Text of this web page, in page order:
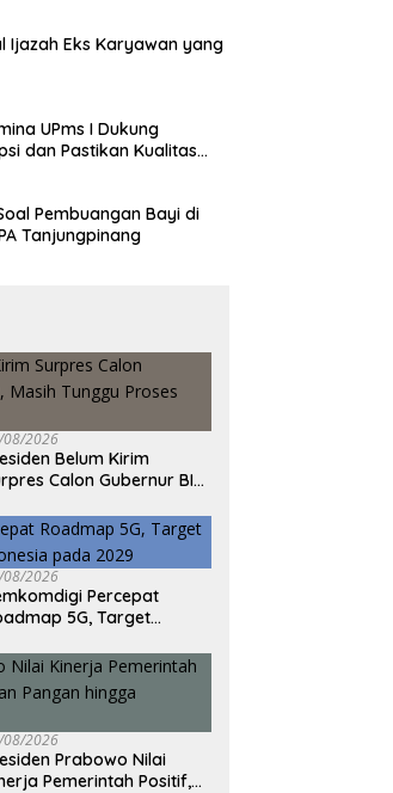
Ijazah Eks Karyawan yang
UPms I Dukung
dan Pastikan Kualitas
Pembuangan Bayi di
Tanjungpinang
08/2026
Belum Kirim
Calon Gubernur BI
Seleksi
08/2026
Percepat
5G, Target
2029
08/2026
Prabowo Nilai
Pemerintah Positif,